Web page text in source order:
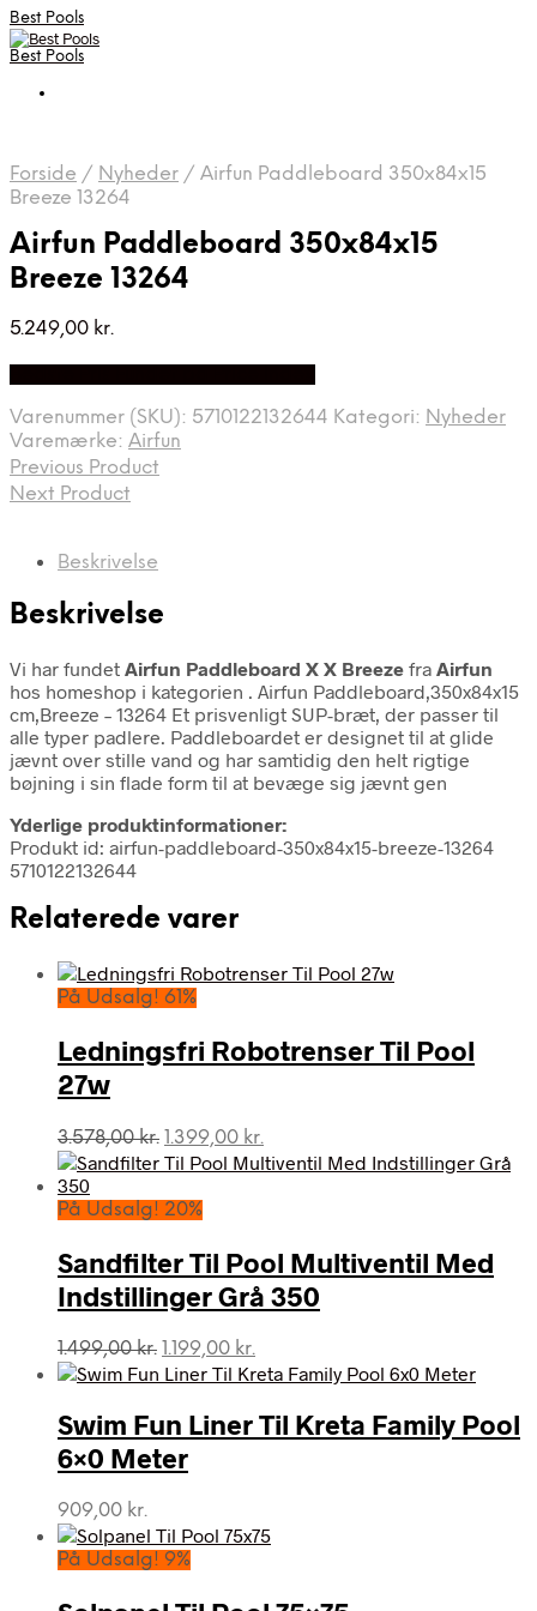
Best Pools
Best Pools
Forside / Nyheder / Airfun Paddleboard 350x84x15
Breeze 13264
Airfun Paddleboard 350x84x15
Breeze 13264
5.249,00 kr.
Varenummer (SKU): 5710122132644 Kategori: Nyheder
Varemærke: Airfun
Previous Product
Next Product
Beskrivelse
Beskrivelse
Vi har fundet Airfun Paddleboard X X Breeze fra Airfun
hos homeshop i kategorien . Airfun Paddleboard,350x84x15
cm,Breeze – 13264 Et prisvenligt SUP-bræt, der passer til
alle typer padlere. Paddleboardet er designet til at glide
jævnt over stille vand og har samtidig den helt rigtige
bøjning i sin flade form til at bevæge sig jævnt gen
Yderlige produktinformationer:
Produkt id: airfun-paddleboard-350x84x15-breeze-13264
5710122132644
Relaterede varer
På Udsalg! 61%
Ledningsfri Robotrenser Til Pool
27w
3.578,00kr. Den
oprindelige
var:
1.399,00 kr.
aktuelle
På Udsalg! 20%
Sandfilter Til Pool Multiventil Med
Indstillinger Grå 350
1.499,00kr. Den
oprindelige
var:
1.499,00 kr..
1.199,00 kr.
aktuelle
er:
1.199,00 kr..
Swim Fun Liner Til Kreta Family Pool
6×0 Meter
909,00 kr.
På Udsalg! 9%